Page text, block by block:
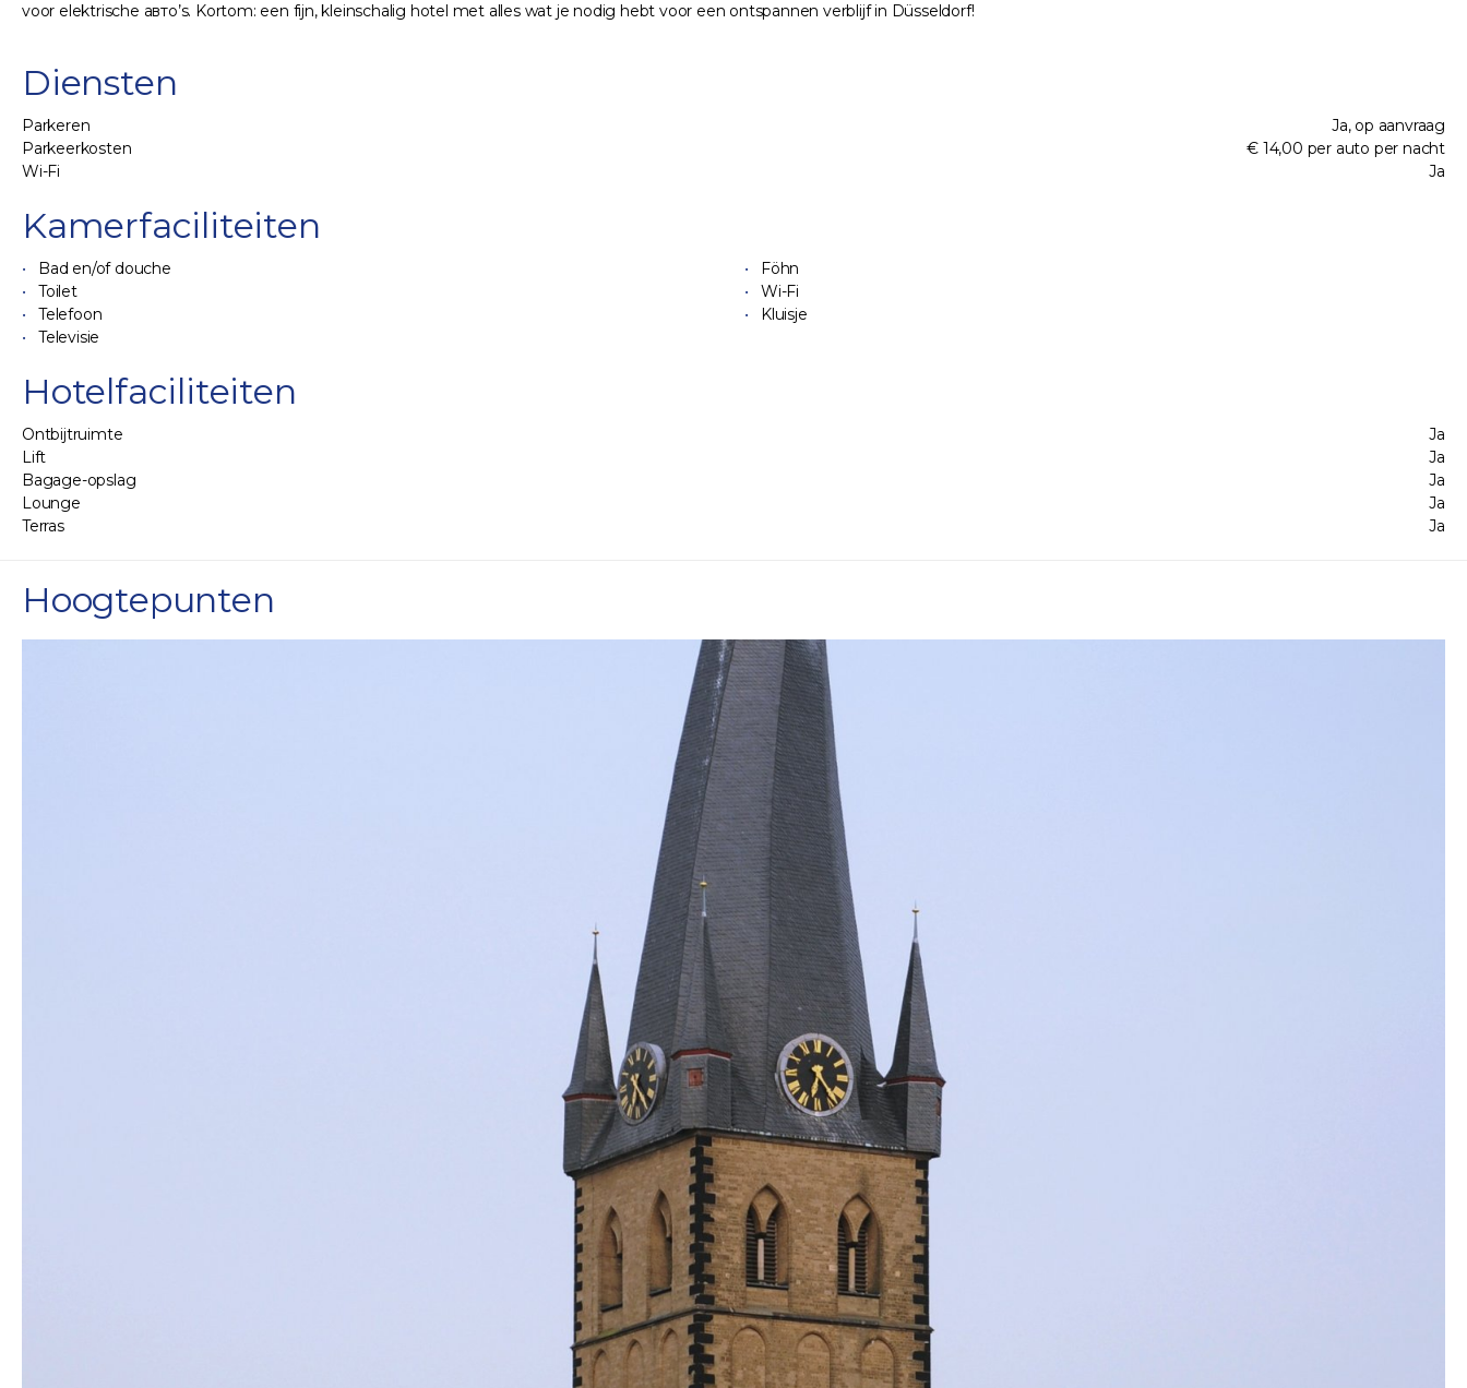
voor elektrische авто’s. Kortom: een fijn, kleinschalig hotel met alles wat je nodig hebt voor een ontspannen verblijf in Düsseldorf!
Diensten
Parkeren
Ja, op aanvraag
Parkeerkosten
€ 14,00 per auto per nacht
Wi-Fi
Ja
Kamerfaciliteiten
Bad en/of douche
Föhn
Toilet
Wi-Fi
Telefoon
Kluisje
Televisie
Hotelfaciliteiten
Ontbijtruimte
Ja
Lift
Ja
Bagage-opslag
Ja
Lounge
Ja
Terras
Ja
Hoogtepunten